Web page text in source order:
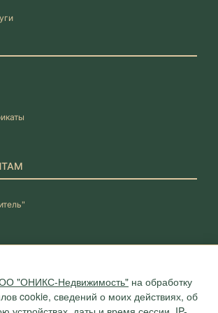
"ОНИКС-Недвижимость" на обработку
cookie, сведений о моих действиях, об